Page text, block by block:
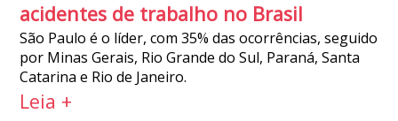
acidentes de trabalho no Brasil
São Paulo é o líder, com 35% das ocorrências, seguido
por Minas Gerais, Rio Grande do Sul, Paraná, Santa
Catarina e Rio de Janeiro.
Leia +